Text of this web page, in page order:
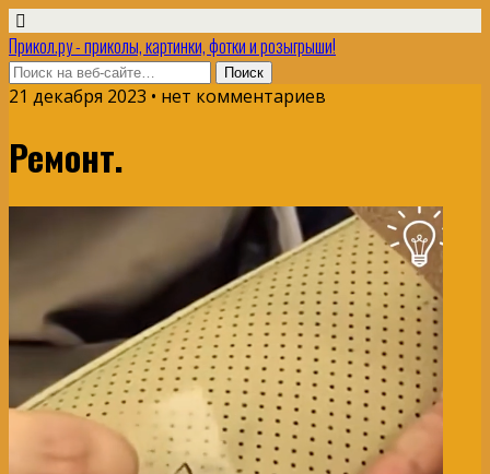
Прикол.ру - приколы, картинки, фотки и розыгрыши!
21 декабря 2023 • нет комментариев
Ремонт.